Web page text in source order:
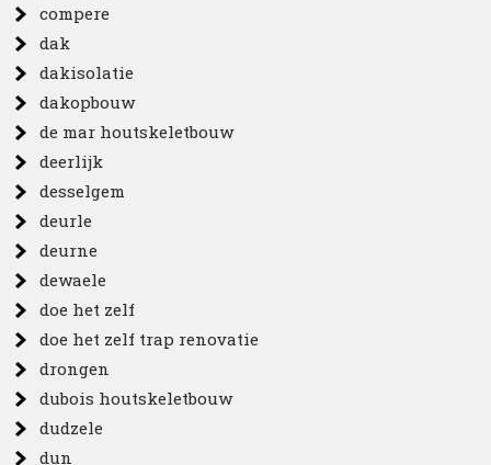
compere
dak
dakisolatie
dakopbouw
de mar houtskeletbouw
deerlijk
desselgem
deurle
deurne
dewaele
doe het zelf
doe het zelf trap renovatie
drongen
dubois houtskeletbouw
dudzele
dun